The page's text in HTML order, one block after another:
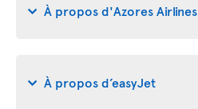
À propos d'Azores Airlines
À propos d’easyJet